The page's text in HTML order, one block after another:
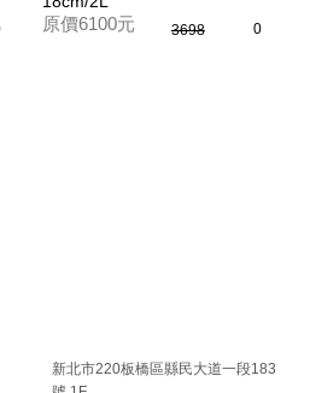
原價6100元 3698 0
新北市220板橋區縣民大道一段183